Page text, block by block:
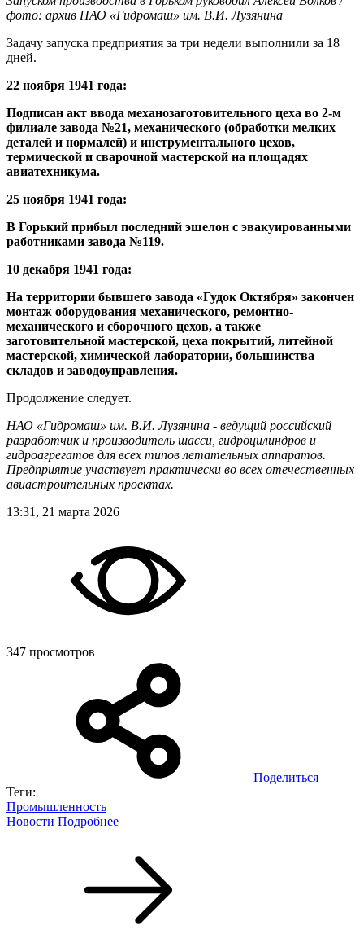
фото: архив НАО «Гидромаш» им. В.И. Лузянина
Задачу запуска предприятия за три недели выполнили за 18
дней.
22 ноября 1941 года:
Подписан акт ввода механозаготовительного цеха во 2-м
филиале завода №21, механического (обработки мелких
деталей и нормалей) и инструментального цехов,
термической и сварочной мастерской на площадях
авиатехникума.
25 ноября 1941 года:
В Горький прибыл последний эшелон с эвакуированными
работниками завода №119.
10 декабря 1941 года:
На территории бывшего завода «Гудок Октября» закончен
монтаж оборудования механического, ремонтно-
механического и сборочного цехов, а также
заготовительной мастерской, цеха покрытий, литейной
мастерской, химической лаборатории, большинства
складов и заводоуправления.
Продолжение следует.
НАО «Гидромаш» им. В.И. Лузянина - ведущий российский
разработчик и производитель шасси, гидроцилиндров и
гидроагрегатов для всех типов летательных аппаратов.
Предприятие участвует практически во всех отечественных
авиастроительных проектах.
13:31, 21 марта 2026
347 просмотров
Поделиться
Теги:
Промышленность
Новости Подробнее